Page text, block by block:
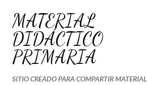
Ir al contenido principal
MATERIAL
DIDÁCTICO
PRIMARIA
SITIO CREADO PARA COMPARTIR MATERIAL